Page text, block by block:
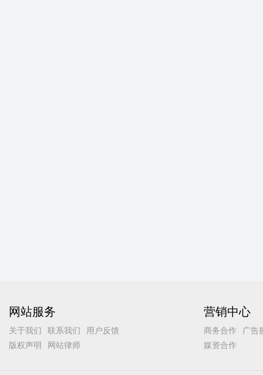
网站服务
关于我们 联系我们
用户反馈
版权声明
网站律师
营销中心
商务合作
广告
媒资合作